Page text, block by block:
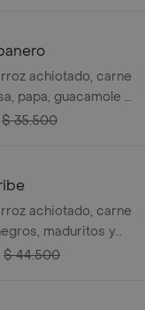
achiotado, carne
papa, guacamole y
$ 35.500
achiotado, carne
maduritos y
$ 44.500